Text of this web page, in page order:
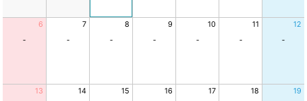
6
-
7
-
8
-
9
-
10
-
11
-
12
-
13
14
15
16
17
18
19